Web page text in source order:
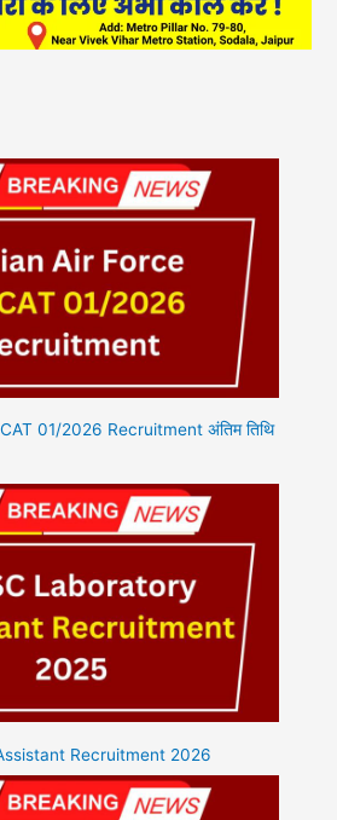
01/2026 Recruitment अंतिम तिथि
Recruitment 2026